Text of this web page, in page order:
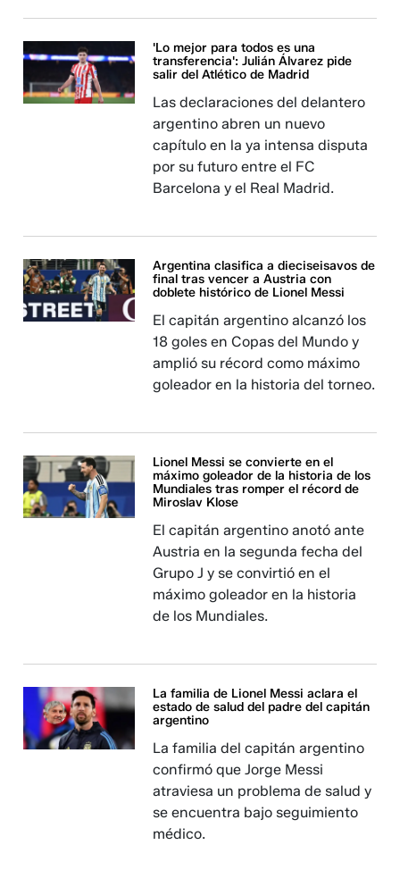
'Lo mejor para todos es una
transferencia': Julián Álvarez pide
salir del Atlético de Madrid
Las declaraciones del delantero
argentino abren un nuevo
capítulo en la ya intensa disputa
por su futuro entre el FC
Barcelona y el Real Madrid.
Argentina clasifica a dieciseisavos de
final tras vencer a Austria con
doblete histórico de Lionel Messi
El capitán argentino alcanzó los
18 goles en Copas del Mundo y
amplió su récord como máximo
goleador en la historia del torneo.
Lionel Messi se convierte en el
máximo goleador de la historia de los
Mundiales tras romper el récord de
Miroslav Klose
El capitán argentino anotó ante
Austria en la segunda fecha del
Grupo J y se convirtió en el
máximo goleador en la historia
de los Mundiales.
La familia de Lionel Messi aclara el
estado de salud del padre del capitán
argentino
La familia del capitán argentino
confirmó que Jorge Messi
atraviesa un problema de salud y
se encuentra bajo seguimiento
médico.